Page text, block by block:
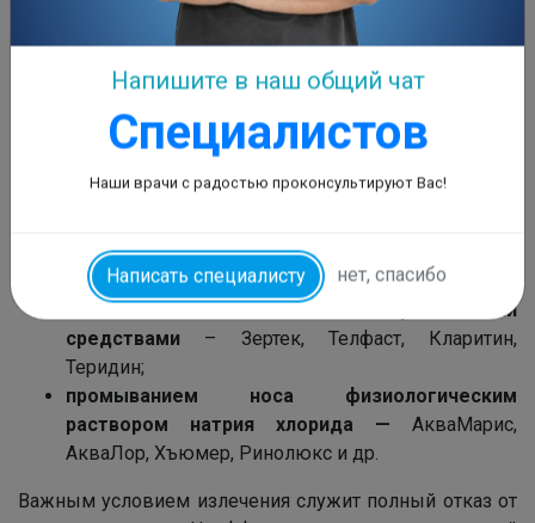
восстановлении функций слизистой раковин. Лучшим
способом лечения является полный отказ от
сосудосуживающих препаратов.
Если этого не удается сделать, назначают
медикаментозное лечение:
кортикостероидными препаратами
беременности, лактации эти препараты не
назначают;
антигистаминными лекарственными
средствами – Зертек, Телфаст, Кларитин,
Теридин;
промыванием носа физиологическим
раствором натрия хлорида — АкваМарис,
АкваЛор, Хъюмер, Ринолюкс и др.
Важным условием излечения служит полный отказ от